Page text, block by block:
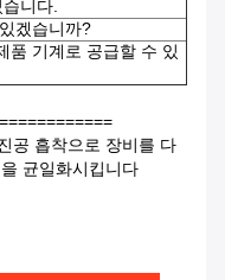
니다.
겠습니까?
품 기계로 공급할 수 있
공 흡착으로 장비를 다
균일화시킵니다